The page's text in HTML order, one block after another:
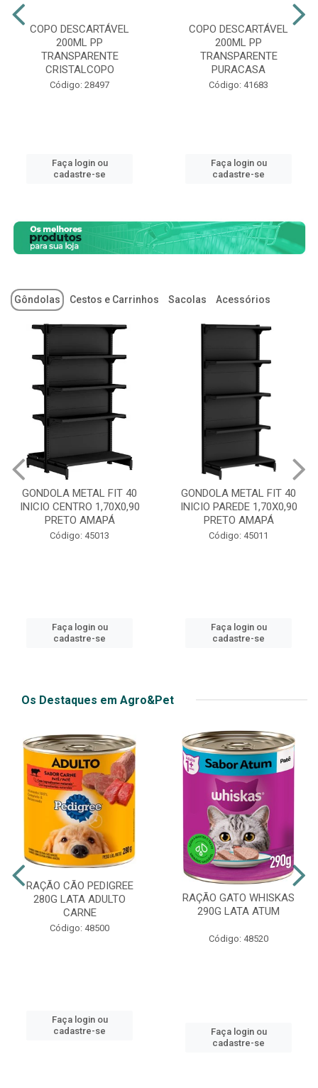
COPO DESCARTÁVEL
200ML PP
TRANSPARENTE
CRISTALCOPO
Código: 28497
Faça login ou
cadastre-se
COPO DESCARTÁVEL
200ML PP
TRANSPARENTE
PURACASA
Código: 41683
Faça login ou
cadastre-se
Gôndolas Cestos e Carrinhos Sacolas Acessórios
GONDOLA METAL FIT 40
INICIO CENTRO 1,70X0,90
PRETO AMAPÁ
Código: 45013
Faça login ou
cadastre-se
GONDOLA METAL FIT 40
INICIO PAREDE 1,70X0,90
PRETO AMAPÁ
Código: 45011
Faça login ou
cadastre-se
Os Destaques em Agro&Pet
RAÇÃO CÃO PEDIGREE
280G LATA ADULTO
CARNE
Código: 48500
Faça login ou
cadastre-se
RAÇÃO GATO WHISKAS
290G LATA ATUM
Código: 48520
Faça login ou
cadastre-se